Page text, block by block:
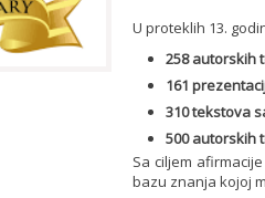
U proteklih 13.
258 autorskih
161
310 tekstova
500 autorskih
Sa ciljem
bazu znanja kojoj